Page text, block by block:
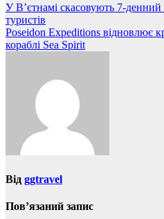
Навігація
записів
У В’єтнамі скасовують 7-
туристів
Poseidon Expeditions відновлює
кораблі Sea Spirit
Від ggtravel
Пов’язаний запис